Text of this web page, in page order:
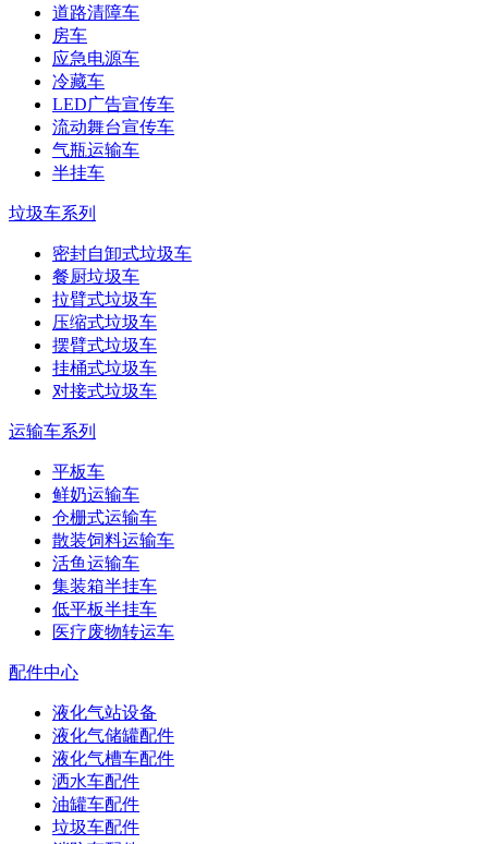
道路清障车
房车
应急电源车
冷藏车
LED广告宣传车
流动舞台宣传车
气瓶运输车
半挂车
垃圾车系列
密封自卸式垃圾车
餐厨垃圾车
拉臂式垃圾车
压缩式垃圾车
摆臂式垃圾车
挂桶式垃圾车
对接式垃圾车
运输车系列
平板车
鲜奶运输车
仓栅式运输车
散装饲料运输车
活鱼运输车
集装箱半挂车
低平板半挂车
医疗废物转运车
配件中心
液化气站设备
液化气储罐配件
液化气槽车配件
洒水车配件
油罐车配件
垃圾车配件